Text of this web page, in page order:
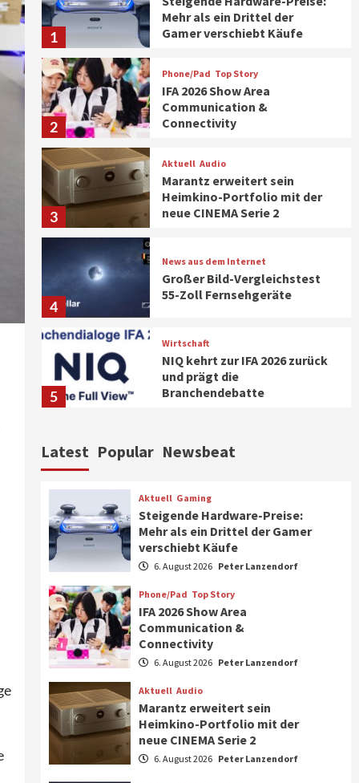
1
Mehr als ein Drittel der
Gamer verschiebt Käufe
2
Phone/Pad Top Story
IFA 2026 Show Area
Communication &
Connectivity
3
Aktuell Audio
Marantz erweitert sein
Heimkino-Portfolio mit der
neue CINEMA Serie 2
4
News aus dem Internet
Großer Bild-Vergleichstest
55-Zoll Fernsehgeräte
5
Wirtschaft
NIQ kehrt zur IFA 2026 zurück
und prägt die
Branchendebatte
6
CHERRY baut Vertriebsteam
7
Smart Living Top Story
Verbraucher setzen immer
mehr auf Klimageräte und
Ventilatoren
1
Aktuell Gaming
Steigende Hardware-Preise:
Mehr als ein Drittel der
Gamer verschiebt Käufe
Phone/Pad Top Story
IFA 2026 Show Area
Communication &
Connectivity
Latest Popular Newsbeat
Aktuell Gaming
Steigende Hardware-Preise:
Mehr als ein Drittel der Gamer
verschiebt Käufe
6. August 2026 Peter Lanzendorf
Phone/Pad Top Story
IFA 2026 Show Area
Communication &
Connectivity
6. August 2026 Peter Lanzendorf
Aktuell Audio
Marantz erweitert sein
Heimkino-Portfolio mit der
neue CINEMA Serie 2
6. August 2026 Peter Lanzendorf